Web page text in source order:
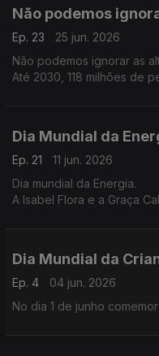
Não podemos
Ep. 23
25 jun. 2026
Não podemos ignorar as
Até 2030, 118 milhões de
Dia Mundial da
Ep. 21
11 jun. 2026
Dia mundial da Energia.
A Isabel Flora e a Graça
Dia Mundial da
Ep. 4
04 jun. 2026
No dia 1 de junho